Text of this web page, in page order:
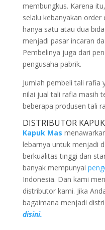
membungkus. Karena
selalu kebanyakan
hanya satu atau dua
menjadi pasar incaran
Pembelinya juga dari
pengusaha pabrik.
Jumlah pembeli tali rafia
nilai jual tali rafia masih
beberapa produsen tali
DISTRIBUTOR
Kapuk Mas
lebarnya untuk menjadi
berkualitas tinggi dan
banyak mempunyai
Indonesia. Dan kami
distributor kami. Jika
bagaimana menjadi
disini.